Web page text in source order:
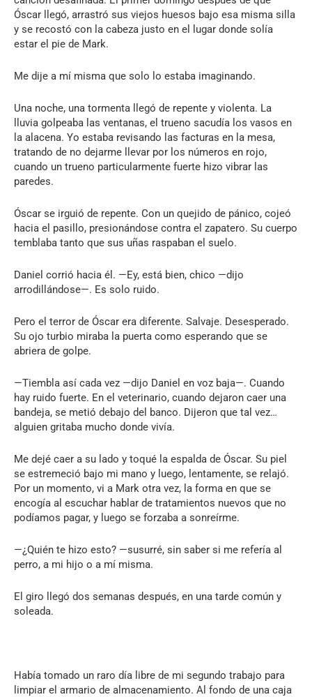
Óscar llegó, arrastró sus viejos huesos bajo esa misma silla
y se recostó con la cabeza justo en el lugar donde solía
estar el pie de Mark.
Me dije a mí misma que solo lo estaba imaginando.
Una noche, una tormenta llegó de repente y violenta. La
lluvia golpeaba las ventanas, el trueno sacudía los vasos en
la alacena. Yo estaba revisando las facturas en la mesa,
tratando de no dejarme llevar por los números en rojo,
cuando un trueno particularmente fuerte hizo vibrar las
paredes.
Óscar se irguió de repente. Con un quejido de pánico, cojeó
hacia el pasillo, presionándose contra el zapatero. Su cuerpo
temblaba tanto que sus uñas raspaban el suelo.
Daniel corrió hacia él. —Ey, está bien, chico —dijo
arrodillándose—. Es solo ruido.
Pero el terror de Óscar era diferente. Salvaje. Desesperado.
Su ojo turbio miraba la puerta como esperando que se
abriera de golpe.
—Tiembla así cada vez —dijo Daniel en voz baja—. Cuando
hay ruido fuerte. En el veterinario, cuando dejaron caer una
bandeja, se metió debajo del banco. Dijeron que tal vez…
alguien gritaba mucho donde vivía.
Me dejé caer a su lado y toqué la espalda de Óscar. Su piel
se estremeció bajo mi mano y luego, lentamente, se relajó.
Por un momento, vi a Mark otra vez, la forma en que se
encogía al escuchar hablar de tratamientos nuevos que no
podíamos pagar, y luego se forzaba a sonreírme.
—¿Quién te hizo esto? —susurré, sin saber si me refería al
perro, a mi hijo o a mí misma.
El giro llegó dos semanas después, en una tarde común y
soleada.
Había tomado un raro día libre de mi segundo trabajo para
limpiar el armario de almacenamiento. Al fondo de una caja